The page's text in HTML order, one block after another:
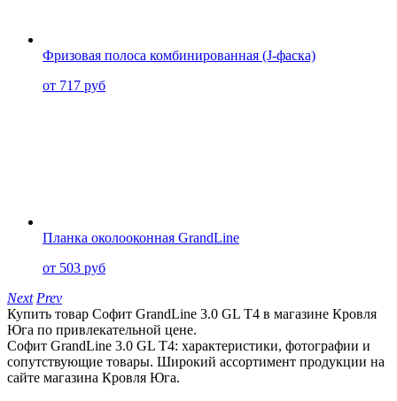
Фризовая полоса комбинированная (J-фаска)
от 717 руб
Планка околооконная GrandLine
от 503 руб
Next Prev
Купить товар Софит GrandLine 3.0 GL T4 в магазине Кровля
Юга по привлекательной цене.
Софит GrandLine 3.0 GL T4: характеристики, фотографии и
сопутствующие товары. Широкий ассортимент продукции на
сайте магазина Кровля Юга.